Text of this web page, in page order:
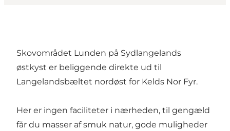
Skovområdet Lunden på Sydlangelands
østkyst er beliggende direkte ud til
Langelandsbæltet nordøst for Kelds Nor Fyr.
Her er ingen faciliteter i nærheden, til gengæld
får du masser af smuk natur, gode muligheder